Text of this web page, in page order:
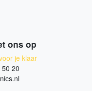
ons op
je klaar
20